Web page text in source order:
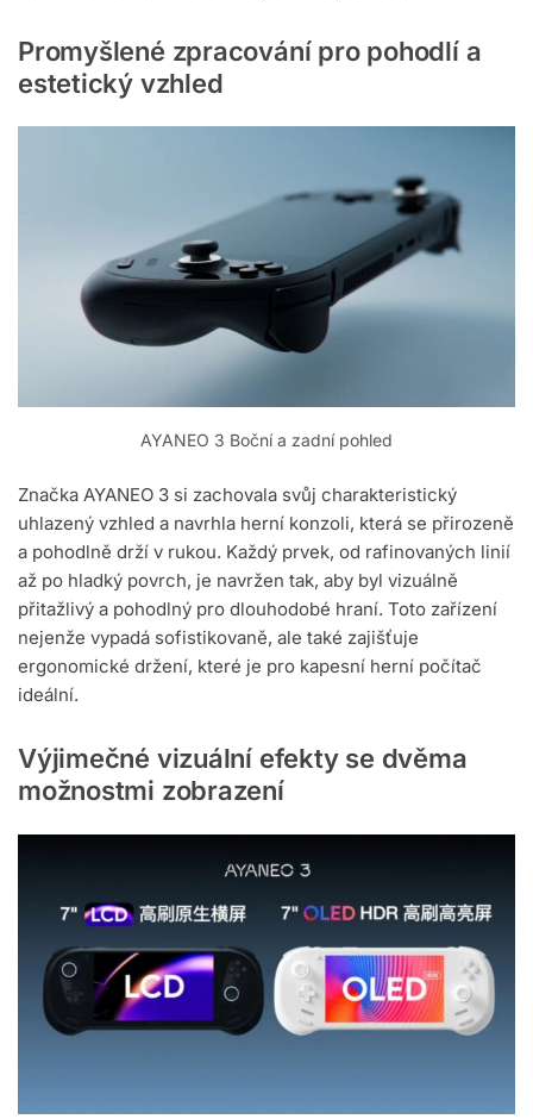
Promyšlené zpracování pro pohodlí a
estetický vzhled
AYANEO 3 Boční a zadní pohled
Značka AYANEO 3 si zachovala svůj charakteristický
uhlazený vzhled a navrhla herní konzoli, která se přirozeně
a pohodlně drží v rukou. Každý prvek, od rafinovaných linií
až po hladký povrch, je navržen tak, aby byl vizuálně
přitažlivý a pohodlný pro dlouhodobé hraní. Toto zařízení
nejenže vypadá sofistikovaně, ale také zajišťuje
ergonomické držení, které je pro kapesní herní počítač
ideální.
Výjimečné vizuální efekty se dvěma
možnostmi zobrazení